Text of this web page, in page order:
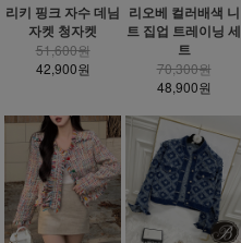
리키 핑크 자수 데님
자켓 청자켓
51,600원
42,900원
리오베 컬러배색 니
트 집업 트레이닝 세
트
70,300원
48,900원